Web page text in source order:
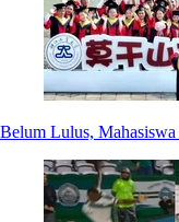
Belum Lulus,